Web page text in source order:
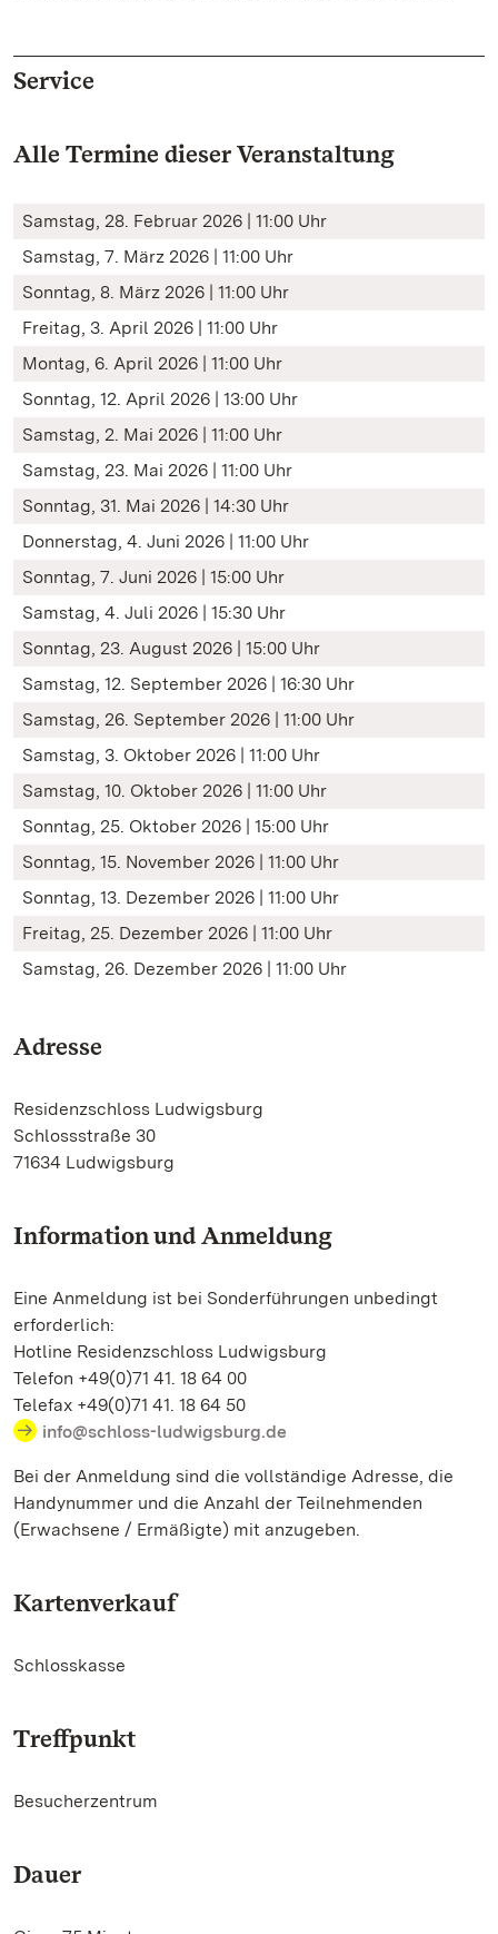
Service
Alle Termine dieser Veranstaltung
Samstag, 28. Februar 2026 | 11:00 Uhr
Samstag, 7. März 2026 | 11:00 Uhr
Sonntag, 8. März 2026 | 11:00 Uhr
Freitag, 3. April 2026 | 11:00 Uhr
Montag, 6. April 2026 | 11:00 Uhr
Sonntag, 12. April 2026 | 13:00 Uhr
Samstag, 2. Mai 2026 | 11:00 Uhr
Samstag, 23. Mai 2026 | 11:00 Uhr
Sonntag, 31. Mai 2026 | 14:30 Uhr
Donnerstag, 4. Juni 2026 | 11:00 Uhr
Sonntag, 7. Juni 2026 | 15:00 Uhr
Samstag, 4. Juli 2026 | 15:30 Uhr
Sonntag, 23. August 2026 | 15:00 Uhr
Samstag, 12. September 2026 | 16:30 Uhr
Samstag, 26. September 2026 | 11:00 Uhr
Samstag, 3. Oktober 2026 | 11:00 Uhr
Samstag, 10. Oktober 2026 | 11:00 Uhr
Sonntag, 25. Oktober 2026 | 15:00 Uhr
Sonntag, 15. November 2026 | 11:00 Uhr
Sonntag, 13. Dezember 2026 | 11:00 Uhr
Freitag, 25. Dezember 2026 | 11:00 Uhr
Samstag, 26. Dezember 2026 | 11:00 Uhr
Adresse
Residenzschloss Ludwigsburg
Schlossstraße 30
71634 Ludwigsburg
Information und Anmeldung
Eine Anmeldung ist bei Sonderführungen unbedingt
erforderlich:
Hotline Residenzschloss Ludwigsburg
Telefon +49(0)71 41. 18 64 00
Telefax +49(0)71 41. 18 64 50
info@schloss-ludwigsburg.de
Bei der Anmeldung sind die vollständige Adresse, die
Handynummer und die Anzahl der Teilnehmenden
(Erwachsene / Ermäßigte) mit anzugeben.
Kartenverkauf
Schlosskasse
Treffpunkt
Besucherzentrum
Dauer